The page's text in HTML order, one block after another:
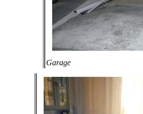
Garage